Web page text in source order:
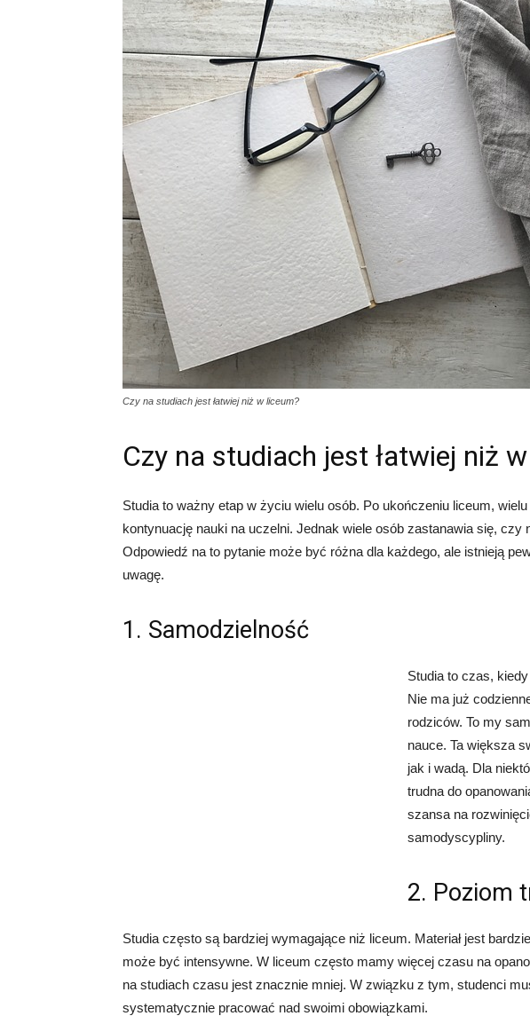
Czy na studiach jest łatwiej niż w liceum?
Czy na studiach jest łatwiej niż
Studia to ważny etap w życiu wielu osób. Po ukończeniu liceum,
kontynuację nauki na uczelni. Jednak wiele osób zastanawia się, czy
Odpowiedź na to pytanie może być różna dla każdego, ale istnieją
uwagę.
1. Samodzielność
Studia to czas,
Nie ma już
rodziców. To my
nauce. Ta większa
jak i wadą. Dla
trudna do
szansa na
samodyscypliny.
2. Poziom
Studia często są bardziej wymagające niż liceum. Materiał jest
może być intensywne. W liceum często mamy więcej czasu na
na studiach czasu jest znacznie mniej. W związku z tym, studenci
systematycznie pracować nad swoimi obowiązkami.